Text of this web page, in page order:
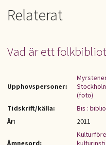
Relaterat
Vad är ett
Upphovspersoner:
(foto)
Tidskrift/källa:
Bis :
År:
2011
Ämnesord: